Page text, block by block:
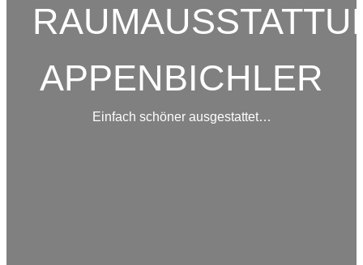
APPENBICHLER
Einfach schöner ausgestattet…